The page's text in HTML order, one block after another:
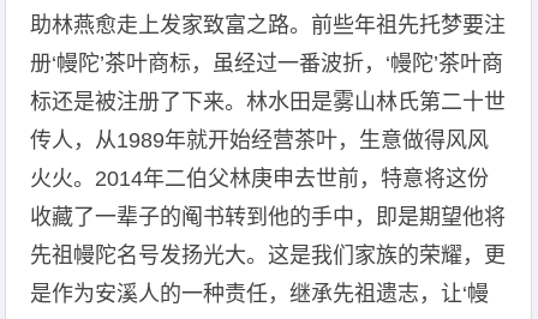
助林燕愈走上发家致富之路。前些年祖先托梦要注
册‘幔陀’茶叶商标，虽经过一番波折，‘幔陀’茶叶商
标还是被注册了下来。林水田是雾山林氏第二十世
传人，从1989年就开始经营茶叶，生意做得风风
火火。2014年二伯父林庚申去世前，特意将这份
收藏了一辈子的阄书转到他的手中，即是期望他将
先祖幔陀名号发扬光大。这是我们家族的荣耀，更
是作为安溪人的一种责任，继承先祖遗志，让‘幔